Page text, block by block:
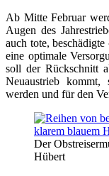
Ab Mitte Februar
Augen des
auch tote,
eine optimale
soll der Rückschnitt
Neuaustrieb kommt,
werden und für den
Der
Hübert